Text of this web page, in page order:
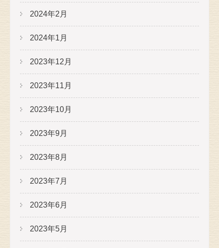
2024年2月
2024年1月
2023年12月
2023年11月
2023年10月
2023年9月
2023年8月
2023年7月
2023年6月
2023年5月